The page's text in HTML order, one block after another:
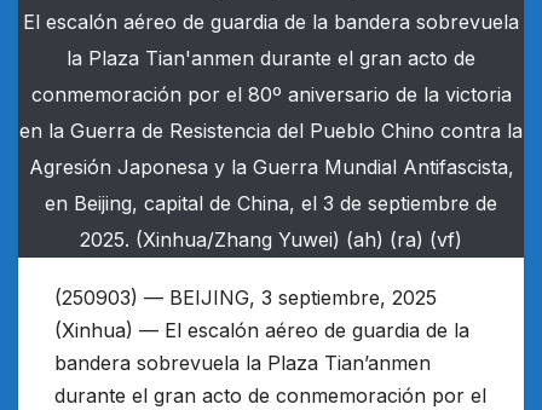
El escalón aéreo de guardia de la bandera sobrevuela
la Plaza Tian'anmen durante el gran acto de
conmemoración por el 80º aniversario de la victoria
en la Guerra de Resistencia del Pueblo Chino contra la
Agresión Japonesa y la Guerra Mundial Antifascista,
en Beijing, capital de China, el 3 de septiembre de
2025. (Xinhua/Zhang Yuwei) (ah) (ra) (vf)
(250903) — BEIJING, 3 septiembre, 2025
(Xinhua) — El escalón aéreo de guardia de la
bandera sobrevuela la Plaza Tian’anmen
durante el gran acto de conmemoración por el